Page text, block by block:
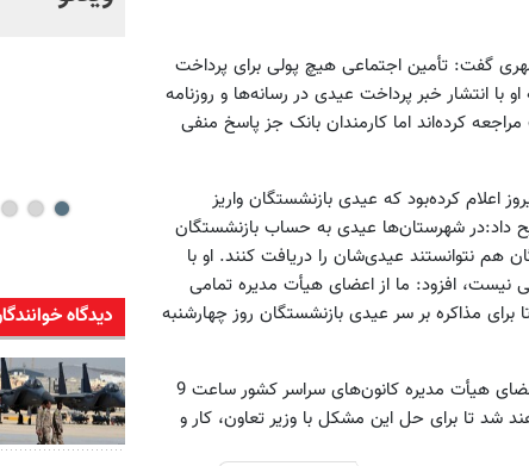
گفت: تأمین اجتماعی هیچ پولی برای پرداخت
انتشار خبر پرداخت عیدی در رسانه‌ها و روزنامه
کرده‌اند اما کارمندان بانک جز پاسخ منفی
اعلام کرده‌بود که عیدی بازنشستگان واریز
داد:در شهرستان‌ها عیدی به حساب بازنشستگان
هم نتوانستند عیدی‌شان را دریافت کنند. او با
اجتماعی نیست، افزود: ما از اعضای هیأت مدیره تمامی
مذاکره بر سر عیدی بازنشستگان روز چهارشنبه
به گفته‌ خبازها درصورتی که مشکل عیدی بازنشستگان حل نشود اعضای هیأت مدیره‌ کانون‌های سراسر کشور ساعت 9
شد تا برای حل این مشکل با وزیر تعاون، کار و
دیدگاه